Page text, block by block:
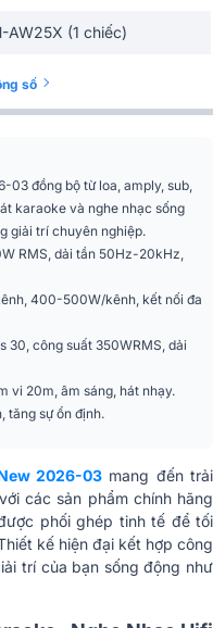
AW25X (1 chiếc)
U200 (1 bộ)
số
03 đồng bộ từ loa, amply, sub,
karaoke và nghe nhạc sống
giải trí chuyên nghiệp.
RMS, dải tần 50Hz-20kHz,
400-500W/kênh, kết nối đa
30, công suất 350WRMS, dải
vi 20m, âm sáng, hát nhạy.
tăng sự ổn định.
2026-03mang đến trải
các sản phẩm chính hãng
phối ghép tinh tế để tối
kế hiện đại kết hợp công
trí của bạn sống động như